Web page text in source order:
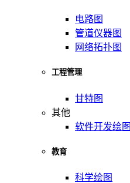
电路图
管道仪器图
网络拓扑图
工程管理
甘特图
其他
软件开发绘图
教育
科学绘图